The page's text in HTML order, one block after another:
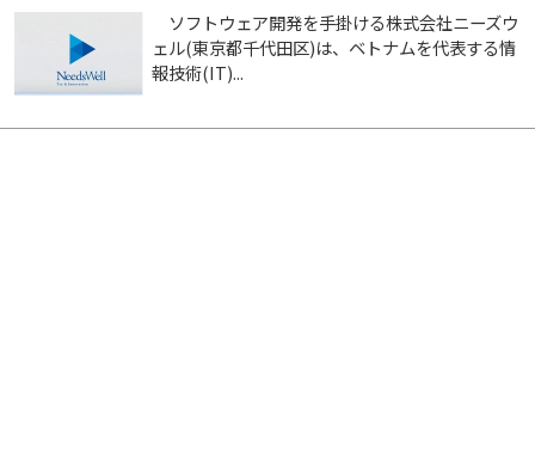
ソフトウェア開発を手掛ける株式会社ニーズウ
ェル(東京都千代田区)は、ベトナムを代表する情
報技術(IT)...